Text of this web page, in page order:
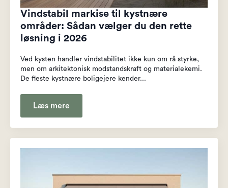
Vindstabil markise til kystnære
områder: Sådan vælger du den rette
løsning i 2026
Ved kysten handler vindstabilitet ikke kun om rå styrke,
men om arkitektonisk modstandskraft og materialekemi.
De fleste kystnære boligejere kender...
Læs mere